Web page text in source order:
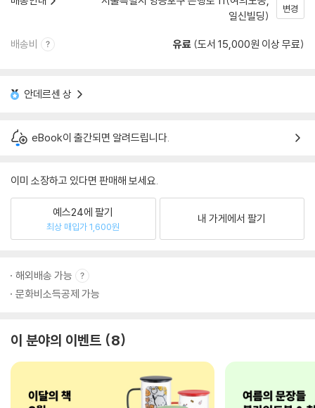
일신빌딩)
변경
배송비 유료 (도서 15,000원 이상 무료)
안데르센 상
eBook이 출간되면 알려드립니다.
이미 소장하고 있다면 판매해 보세요.
예스24에 팔기
최상 매입가 1,600원
내 가게에서 팔기
해외배송 가능
문화비소득공제 가능
이 분야의 이벤트 8